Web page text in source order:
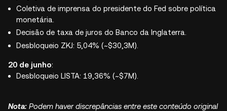
Coletiva de imprensa do presidente do Fed sobre política
monetária.
Decisão de taxa de juros do Banco da Inglaterra.
Desbloqueio ZKJ: 5,04% (~$30,3M).
20 de junho:
Desbloqueio LISTA: 19,36% (~$7M).
Nota: Podem haver discrepâncias entre este conteúdo original